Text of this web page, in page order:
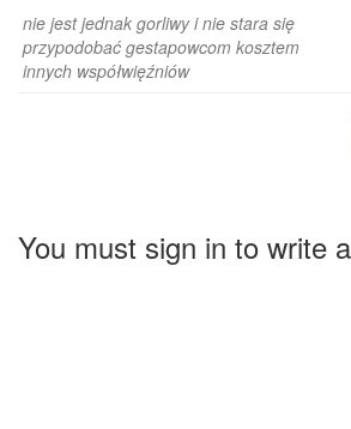
nie jest jednak gorliwy i nie stara się
przypodobać gestapowcom kosztem
innych współwięźniów
You must sign in to write